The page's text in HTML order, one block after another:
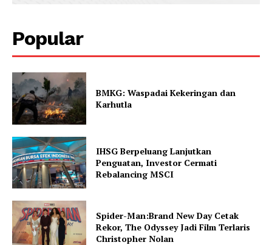
Popular
BMKG: Waspadai Kekeringan dan
Karhutla
IHSG Berpeluang Lanjutkan
Penguatan, Investor Cermati
Rebalancing MSCI
Spider-Man:Brand New Day Cetak
Rekor, The Odyssey Jadi Film Terlaris
Christopher Nolan